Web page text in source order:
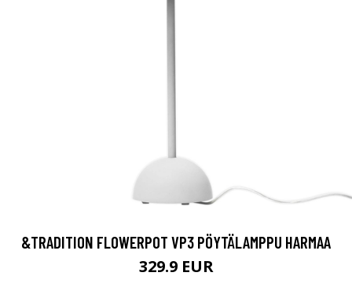
&TRADITION FLOWERPOT VP3 PÖYTÄLAMPPU HARMAA
329.9 EUR